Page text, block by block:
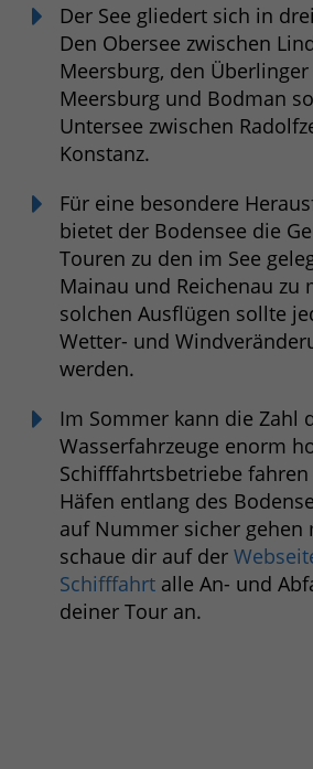
Der See gliedert sich in
Den Obersee zwischen
Meersburg, den Überlinger
Meersburg und Bodman
Untersee zwischen
Konstanz.
Für eine besondere
bietet der Bodensee die
Touren zu den im See
Mainau und Reichenau zu
solchen Ausflügen sollte
Wetter- und
werden.
Im Sommer kann die Zahl
Wasserfahrzeuge enorm
Schifffahrtsbetriebe
Häfen entlang des
auf Nummer sicher gehen
schaue dir auf der
Schifffahrt alle An- und
deiner Tour an.